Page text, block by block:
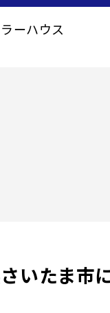
ーハウス
いたま市